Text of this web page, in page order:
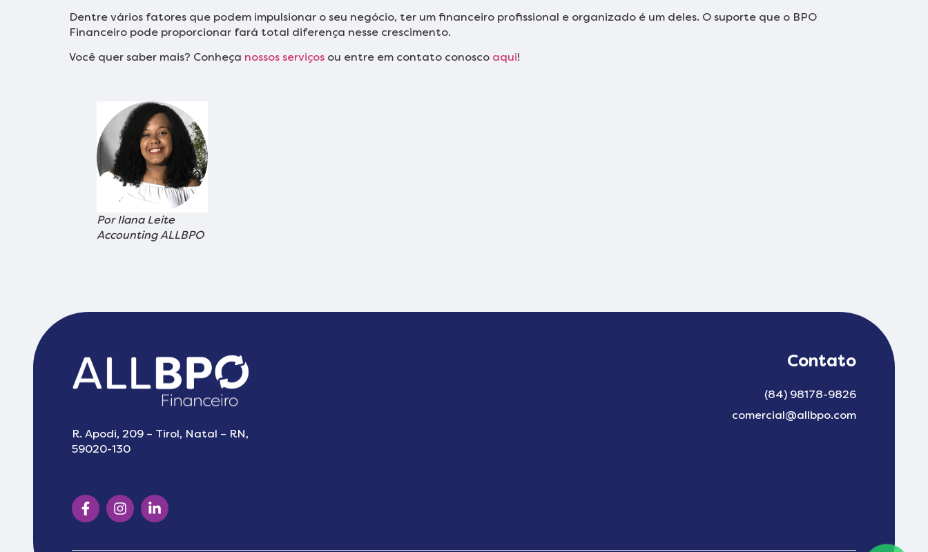
Dentre vários fatores que podem impulsionar o seu negócio, ter um financeiro profissional e organizado é um deles. O suporte que o BPO
Financeiro pode proporcionar fará total diferença nesse crescimento.
Você quer saber mais? Conheça nossos serviçosou entre em contato conosco aqui!
Por Ilana Leite
Accounting ALLBPO
R. Apodi, 209 – Tirol, Natal – RN,
59020-130
Contato
(84) 98178-9826
comercial@allbpo.com